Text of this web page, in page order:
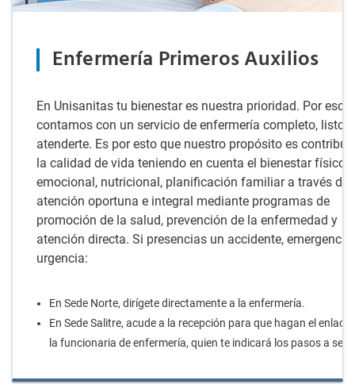
Enfermería Primeros Auxilios
En Unisanitas tu bienestar es nuestra prioridad. Por eso,
contamos con un servicio de enfermería completo, listo
atenderte. Es por esto que nuestro propósito es
la calidad de vida teniendo en cuenta el bienestar físico,
emocional, nutricional, planificación familiar a través de
atención oportuna e integral mediante programas de
promoción de la salud, prevención de la enfermedad y
atención directa. Si presencias un accidente, emergencia
urgencia:
En Sede Norte, dirígete directamente a la enfermería.
En Sede Salitre, acude a la recepción para que hagan el enlace
la funcionaria de enfermería, quien te indicará los pasos a